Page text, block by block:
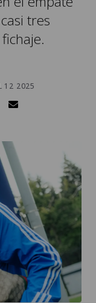
tres
12 2025